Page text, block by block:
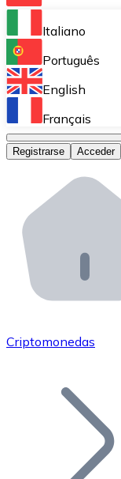
Bitnovo Ramp
Integra
Bitnovo
Bitnovo OTC
Bitnovo ATM
Integra un
Bitnovo API
Integra
Únete a
Añade tu
Italiano
Português
English
Français
Registrarse Acceder
Criptomonedas